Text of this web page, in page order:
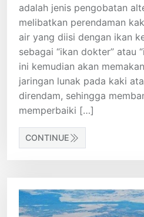
adalah jenis pengobatan
melibatkan perendaman
air yang diisi dengan ikan
sebagai “ikan dokter” atau
ini kemudian akan
jaringan lunak pada kaki
direndam, sehingga
memperbaiki […]
CONTINUE